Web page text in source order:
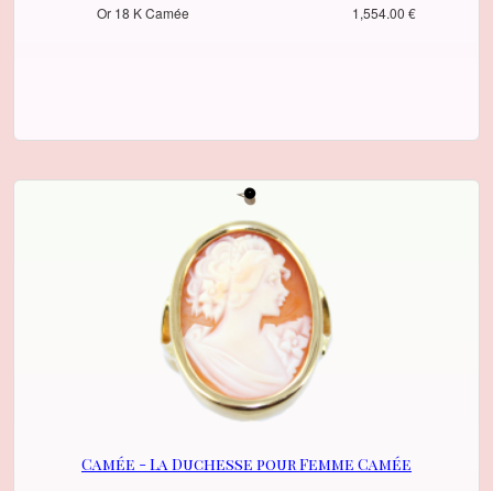
Or 18 K Camée 1,554.00 €
Camée - La Duchesse pour Femme Camée